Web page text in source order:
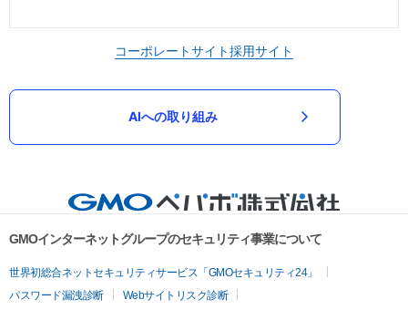
コーポレートサイト採用サイト
AIへの取り組み
GMOインターネットグループのセキュリティ事業について
世界初総合ネットセキュリティサービス「GMOセキュリティ24」
パスワード漏洩診断
Webサイトリスク診断